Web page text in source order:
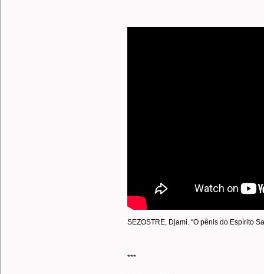
SEZOSTRE, Djami. “O pênis do Espírito
***